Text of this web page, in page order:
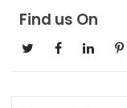
Find us On